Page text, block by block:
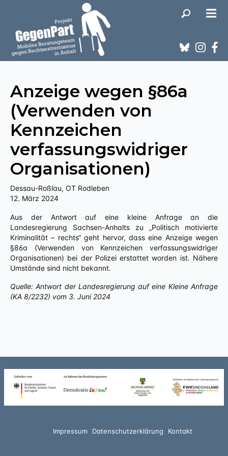
Anzeige wegen §86a
(Verwenden von
Kennzeichen
verfassungswidriger
Organisationen)
Dessau-Roßlau, OT Rodleben
12. März 2024
Aus der Antwort auf eine kleine Anfrage an die
Landesregierung Sachsen-Anhalts zu „Politisch motivierte
Kriminalität – rechts“ geht hervor, dass eine Anzeige wegen
§86a (Verwenden von Kennzeichen verfassungswidriger
Organisationen) bei der Polizei erstattet worden ist. Nähere
Umstände sind nicht bekannt.
Quelle: Antwort der Landesregierung auf eine Kleine Anfrage
(KA 8/2232) vom 3. Juni 2024
Impressum Datenschutzerklärung Kontakt